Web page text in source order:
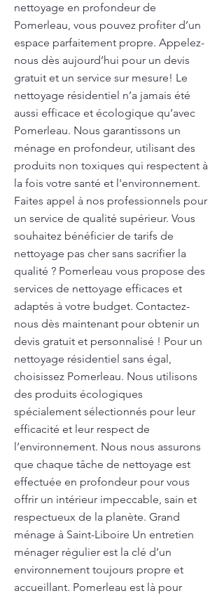
nettoyage en profondeur de
Pomerleau, vous pouvez profiter d’un
espace parfaitement propre. Appelez-
nous dès aujourd’hui pour un devis
gratuit et un service sur mesure! Le
nettoyage résidentiel n’a jamais été
aussi efficace et écologique qu’avec
Pomerleau. Nous garantissons un
ménage en profondeur, utilisant des
produits non toxiques qui respectent à
la fois votre santé et l'environnement.
Faites appel à nos professionnels pour
un service de qualité supérieur. Vous
souhaitez bénéficier de tarifs de
nettoyage pas cher sans sacrifier la
qualité ? Pomerleau vous propose des
services de nettoyage efficaces et
adaptés à votre budget. Contactez-
nous dès maintenant pour obtenir un
devis gratuit et personnalisé ! Pour un
nettoyage résidentiel sans égal,
choisissez Pomerleau. Nous utilisons
des produits écologiques
spécialement sélectionnés pour leur
efficacité et leur respect de
l’environnement. Nous nous assurons
que chaque tâche de nettoyage est
effectuée en profondeur pour vous
offrir un intérieur impeccable, sain et
respectueux de la planète. Grand
ménage à Saint-Liboire Un entretien
ménager régulier est la clé d’un
environnement toujours propre et
accueillant. Pomerleau est là pour